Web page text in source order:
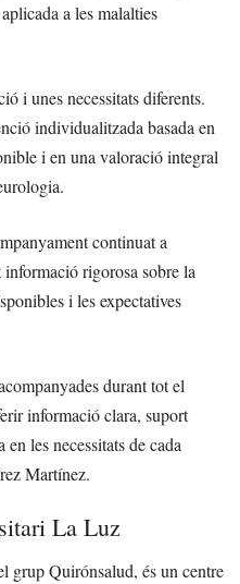
a les malalties
i unes necessitats diferents.
individualitzada basada en
i en una valoració integral
continuat a
rigorosa sobre la
i les expectatives
durant tot el
informació clara, suport
les necessitats de cada
Martínez.
La Luz
grup Quirónsalud, és un centre